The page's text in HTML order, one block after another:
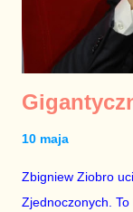
10 maja
Zbigniew Ziobro
Zjednoczonych.